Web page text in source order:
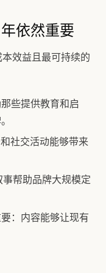
依然重要
效益且最可持续的
些提供教育和启
社交活动能够带来
帮助品牌大规模定
：内容能够让现有